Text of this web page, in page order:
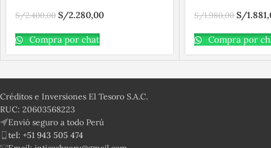
piedra rosada y 3 piedras
S/2.400,00 S/2.280,00
Compra por chat
S/1.980,00 S/
Compra por
Créditos e Inversiones El Tesoro S.A.C.
RUC: 20603568223
Envió seguro a todo Perú
tel: +51 943 505 474